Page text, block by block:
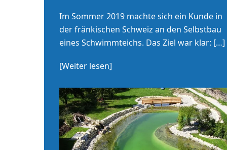
Im Sommer 2019 machte sich ein Kunde in
der fränkischen Schweiz an den Selbstbau
eines Schwimmteichs. Das Ziel war klar: […]
[Weiter lesen]